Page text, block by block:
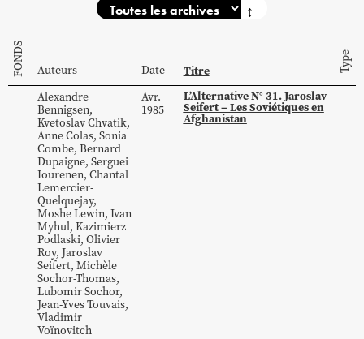
↕
FONDS Auteurs Date Titre Type
Alexandre
Bennigsen,
KvetoslavChvatik,
AnneColas, Sonia
Combe, Bernard
Dupaigne, Serguei
Iourenen, Chantal
Lemercier-
Quelquejay,
MosheLewin, Ivan
Myhul, Kazimierz
Podlaski, Olivier
Roy, Jaroslav
Seifert, Michèle
Sochor-Thomas,
LubomirSochor,
Jean-YvesTouvais,
Vladimir
Voïnovitch
Avr.
1985
L’Alternative N° 31. Jaroslav
Seifert – Les Soviétiques en
Afghanistan